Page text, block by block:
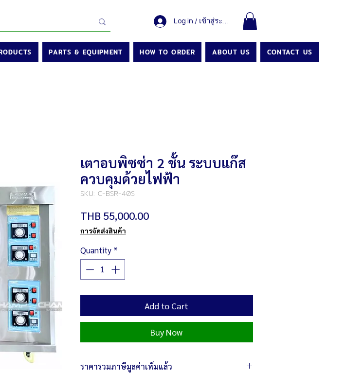
Log in / เข้าสู่ระบบ
PARTS & EQUIPMENT HOW TO ORDER ABOUT US CONTACT US
เตาอบพิซซ่า 2 ชั้น ระบบแก๊ส
ควบคุมด้วยไฟฟ้า
SKU: C-BSR-40S
THB 55,000.00Price
การจัดส่งสินค้า
Quantity *
Add to Cart
Buy Now
ราคารวมภาษีมูลค่าเพิ่มแล้ว